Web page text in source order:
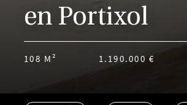
en Portixol
108 M² 1.190.000 €